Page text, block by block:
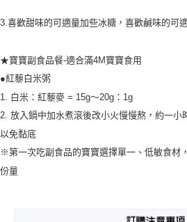
3.喜歡甜味的可適量加些冰糖，喜歡鹹味的可
★寶寶副食品餐-適合滿4M寶寶食用
●紅藜白米粥
1. 白米：紅藜麥 = 15g～20g：1g
2. 放入鍋中加水煮滾後改小火慢慢熬，約一小
以免黏底
※第一次吃副食品的寶寶選擇單一、低敏食材
份量